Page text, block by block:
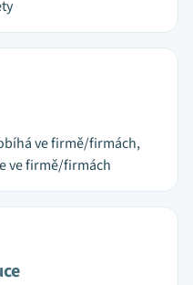
ve firmě/firmách,
ve firmě/firmách